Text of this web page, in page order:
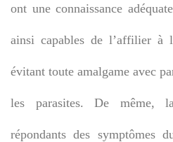
ont une connaissance
ainsi capables de l’affilier à
évitant toute amalgame avec
les parasites. De même,
répondants des symptômes